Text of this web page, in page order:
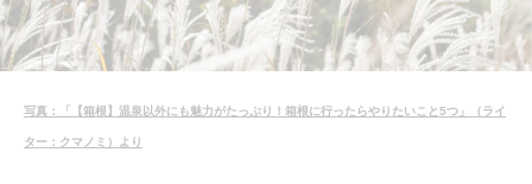
写真：「【箱根】温泉以外にも魅力がたっぷり！箱根に行ったらやりたいこと5つ」（ライ
ター：クマノミ）より